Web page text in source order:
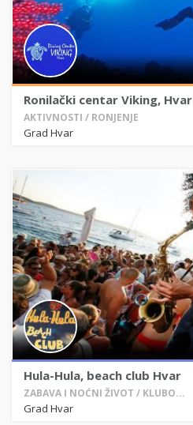
Ronilački centar Viking, Hvar
AKTIVNOSTI / RONJENJE
Grad Hvar
Hula-Hula, beach club Hvar
ZABAVA I NOĆNI ŽIVOT / KLUBO...
Grad Hvar